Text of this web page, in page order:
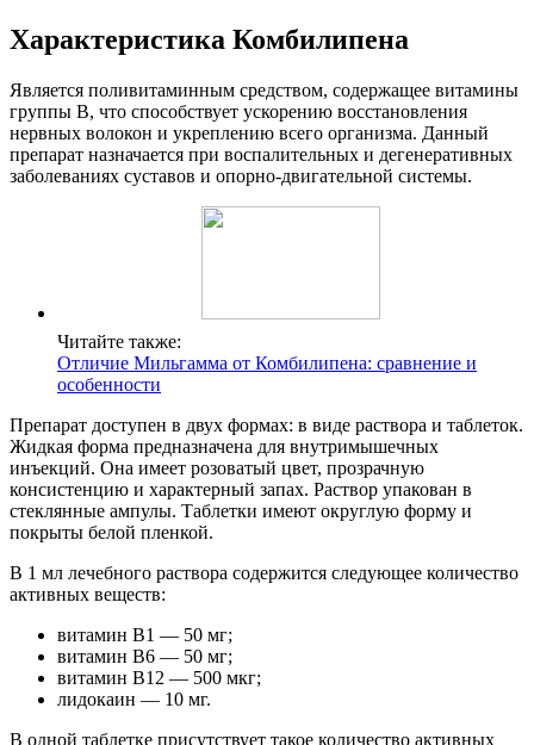
Характеристика Комбилипена
Является поливитаминным средством, содержащее витамины
группы В, что способствует ускорению восстановления
нервных волокон и укреплению всего организма. Данный
препарат назначается при воспалительных и дегенеративных
заболеваниях суставов и опорно-двигательной системы.
Читайте также:
Отличие Мильгамма от Комбилипена: сравнение и
особенности
Препарат доступен в двух формах: в виде раствора и таблеток.
Жидкая форма предназначена для внутримышечных
инъекций. Она имеет розоватый цвет, прозрачную
консистенцию и характерный запах. Раствор упакован в
стеклянные ампулы. Таблетки имеют округлую форму и
покрыты белой пленкой.
В 1 мл лечебного раствора содержится следующее количество
активных веществ:
витамин В1 — 50 мг;
витамин В6 — 50 мг;
витамин В12 — 500 мкг;
лидокаин — 10 мг.
В одной таблетке присутствует такое количество активных